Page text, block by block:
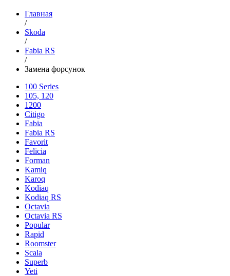
Главная
/
Skoda
/
Fabia RS
/
Замена форсунок
100 Series
105, 120
1200
Citigo
Fabia
Fabia RS
Favorit
Felicia
Forman
Kamiq
Karoq
Kodiaq
Kodiaq RS
Octavia
Octavia RS
Popular
Rapid
Roomster
Scala
Superb
Yeti